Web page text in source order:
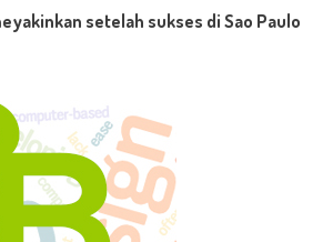
setelah sukses di Sao Paulo